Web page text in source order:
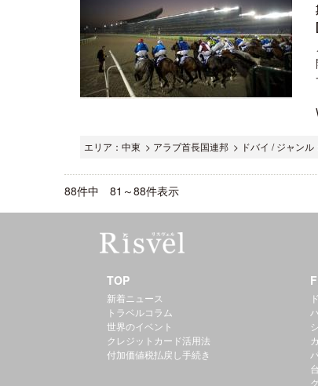
エリア：中東 > アラブ首長国連邦 > ドバイ / ジャン
88件中 81～88件表示
TOP
新着ニュース
トラベルコラム
世界のイベント
クレジットカード活用法
付加価値税払戻し手続き